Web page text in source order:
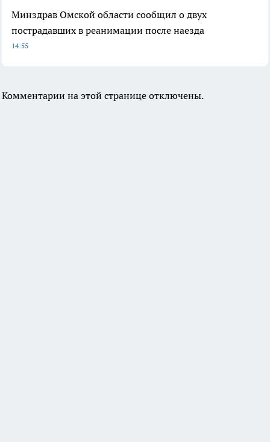
Минздрав Омской области сообщил о двух
пострадавших в реанимации после наезда
14:55
Комментарии на этой странице отключены.